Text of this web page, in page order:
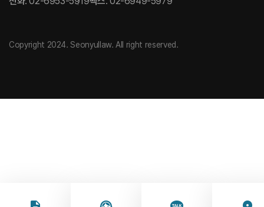
Copyright 2024. Seonyullaw. All right reserved.